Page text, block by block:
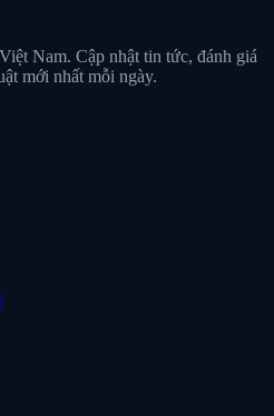
Nam. Cập nhật tin tức, đánh giá
mới nhất mỗi ngày.